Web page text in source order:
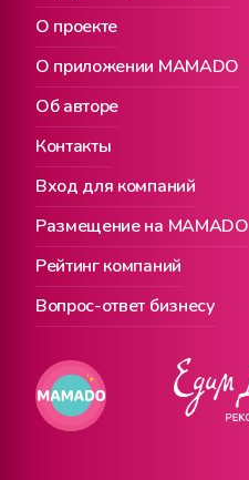
О проекте
Вход для компаний
О приложении MAMADO
Размещение на MAMADO
Об авторе
Рейтинг компаний
Контакты
Вопрос-ответ бизнесу